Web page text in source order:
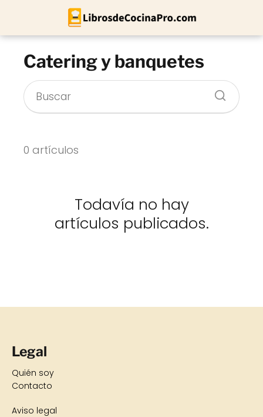
Catering y banquetes
0 artículos
Todavía no hay
artículos publicados.
Legal
Quién soy
Contacto
Aviso legal